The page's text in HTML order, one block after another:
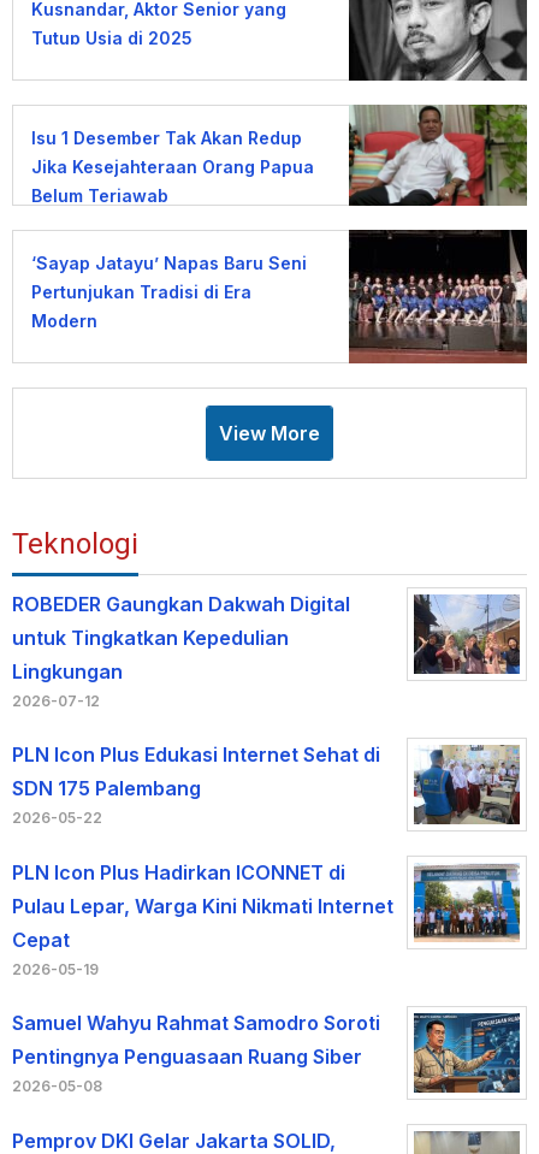
Kusnandar, Aktor Senior yang
Tutup Usia di 2025
Isu 1 Desember Tak Akan Redup
Jika Kesejahteraan Orang Papua
Belum Terjawab
‘Sayap Jatayu’ Napas Baru Seni
Pertunjukan Tradisi di Era
Modern
View More
Teknologi
ROBEDER Gaungkan Dakwah Digital
untuk Tingkatkan Kepedulian
Lingkungan
2026-07-12
PLN Icon Plus Edukasi Internet Sehat di
SDN 175 Palembang
2026-05-22
PLN Icon Plus Hadirkan ICONNET di
Pulau Lepar, Warga Kini Nikmati Internet
Cepat
2026-05-19
Samuel Wahyu Rahmat Samodro Soroti
Pentingnya Penguasaan Ruang Siber
2026-05-08
Pemprov DKI Gelar Jakarta SOLID,